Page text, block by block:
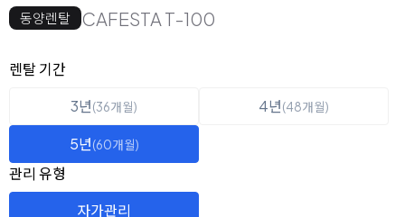
동양렌탈 CAFESTA T-100
옵션 선택
렌탈 선택
렌탈 기간
3년(36개월) 4년(48개월)
5년(60개월)
관리 유형
자가관리